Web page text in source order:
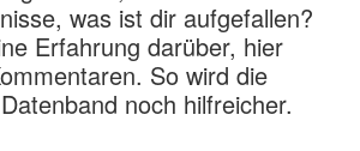
was ist dir aufgefallen?
Erfahrung darüber, hier
So wird die
noch hilfreicher.